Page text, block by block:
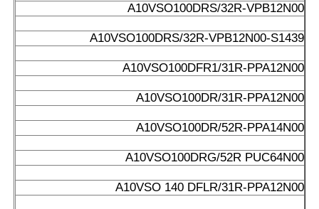
A10VSO100DRS/32R-VPB12N00
A10VSO100DRS/32R-VPB12N00-S1439
A10VSO100DFR1/31R-PPA12N00
A10VSO100DR/31R-PPA12N00
A10VSO100DR/52R-PPA14N00
A10VSO100DRG/52R PUC64N00
A10VSO 140 DFLR/31R-PPA12N00